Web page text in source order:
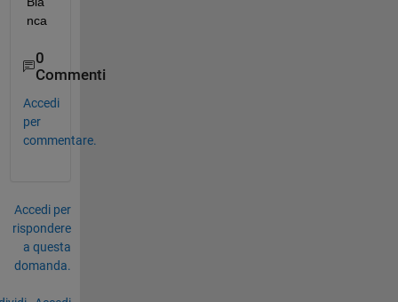
nca
0
Commenti
Accedi
per
commentare.
Accedi per
rispondere
a questa
domanda.